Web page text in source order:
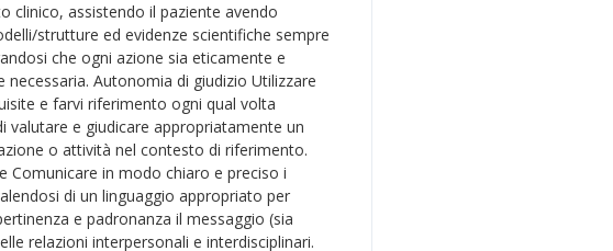
clinico, assistendo il paziente avendo
strutture ed evidenze scientifiche sempre
che ogni azione sia eticamente e
Autonomia di giudizio Utilizzare
e farvi riferimento ogni qual volta
valutare e giudicare appropriatamente un
o attività nel contesto di riferimento.
Comunicare in modo chiaro e preciso i
di un linguaggio appropriato per
e padronanza il messaggio (sia
relazioni interpersonali e interdisciplinari.